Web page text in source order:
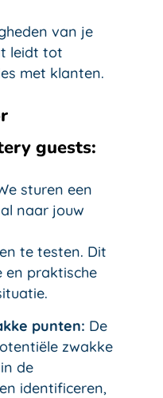
van je
leidt tot
met klanten.
guests:
sturen een
naar jouw
te testen. Dit
en praktische
punten: De
zwakke
de
identificeren,